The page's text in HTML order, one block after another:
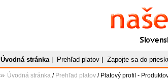
Naše
Slovenský
Úvodná stránka| Prehľad platov Zapojte sa do
Úvodná stránka / Prehľad platov / Platový profil -